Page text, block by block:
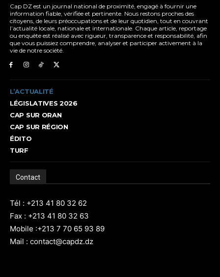
Cap DZ est un journal national de proximité, engagé à fournir une
information fiable, vérifiée et pertinente. Nous restons proches des
citoyens, de leurs préoccupations et de leur quotidien, tout en couvrant
l’actualité locale, nationale et internationale. Chaque article, reportage
ou enquête est réalisé avec rigueur, transparence et responsabilité, afin
que vous puissiez comprendre, analyser et participer activement à la
vie de notre société.
L’ACTUALITÉ
LÉGISLATIVES 2026
CAP SUR ORAN
CAP SUR RÉGION
ÉDITO
TURF
Contact
Tél : +213 41 80 32 62
Fax : +213 41 80 32 63
Mobile :+213 7 70 65 93 89
Mail : contact@capdz.dz